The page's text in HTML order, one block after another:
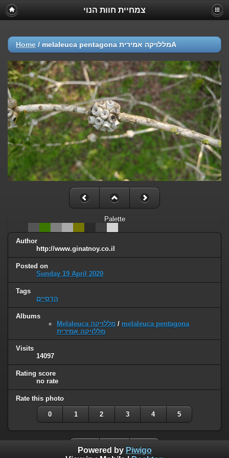
צמחיית חוות הנוי
Home / melaleuca pentagona מללויקה אמיריתA
Palette
Author
http://www.ginatnoy.co.il
Posted on
Sunday 19 April 2020
Tags
הדסיים
Albums
Melaleuca מללויקה / melaleuca pentagona
מללויקה אמירית
Visits
14097
Rating score
no rate
Rate this photo
0 1 2 3 4 5
Powered by Piwigo